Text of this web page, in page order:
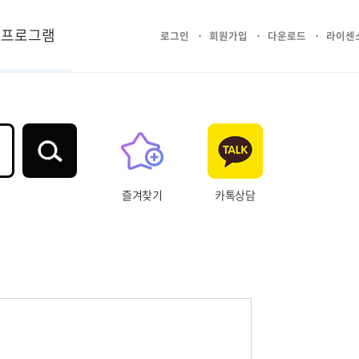
프로그램 로그인 회원가입 다운로드 라이센
즐겨찾기 카톡상담